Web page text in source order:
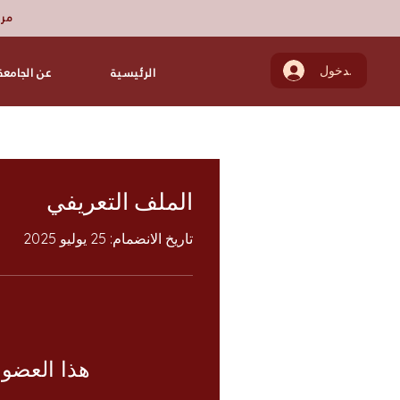
عن الرئيسية تسجيل الدخول
الملف التعريفي
تاريخ الانضمام: 25 يوليو 2025
هذا